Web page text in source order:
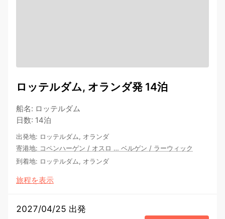
ロッテルダム, オランダ発 14泊
船名: ロッテルダム
日数: 14泊
出発地: ロッテルダム, オランダ
寄港地: コペンハーゲン / オスロ … ベルゲン / ラーウィック
到着地: ロッテルダム, オランダ
旅程を表示
2027/04/25 出発